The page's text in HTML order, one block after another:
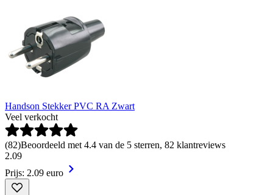
Handson Stekker PVC RA Zwart
Veel verkocht
(82)Beoordeeld met 4.4 van de 5 sterren, 82 klantreviews
2.09
Prijs: 2.09 euro